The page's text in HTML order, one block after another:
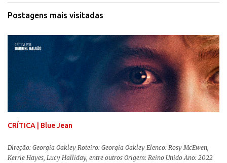
Postagens mais visitadas
CRÍTICA | Blue Jean
Direção: Georgia Oakley Roteiro: Georgia Oakley Elenco: Rosy McEwen,
Kerrie Hayes, Lucy Halliday, entre outros Origem: Reino Unido Ano: 2022